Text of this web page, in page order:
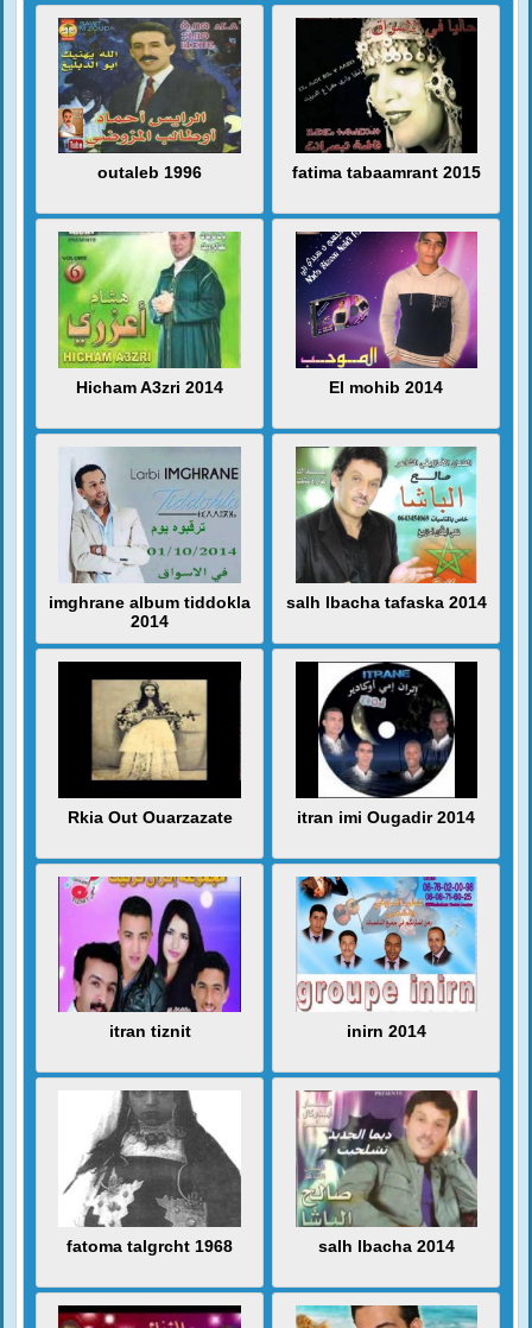
outaleb 1996 fatima tabaamrant 2015
Hicham A3zri 2014 El mohib 2014
imghrane album tiddokla
2014
salh lbacha tafaska 2014
Rkia Out Ouarzazate itran imi Ougadir 2014
itran tiznit inirn 2014
fatoma talgrcht 1968 salh lbacha 2014